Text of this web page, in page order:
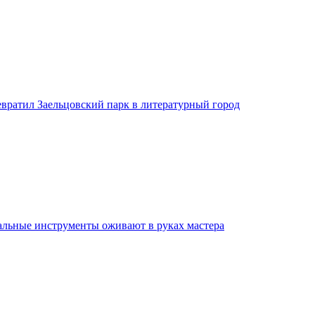
Заельцовский парк в литературный город
инструменты оживают в руках мастера